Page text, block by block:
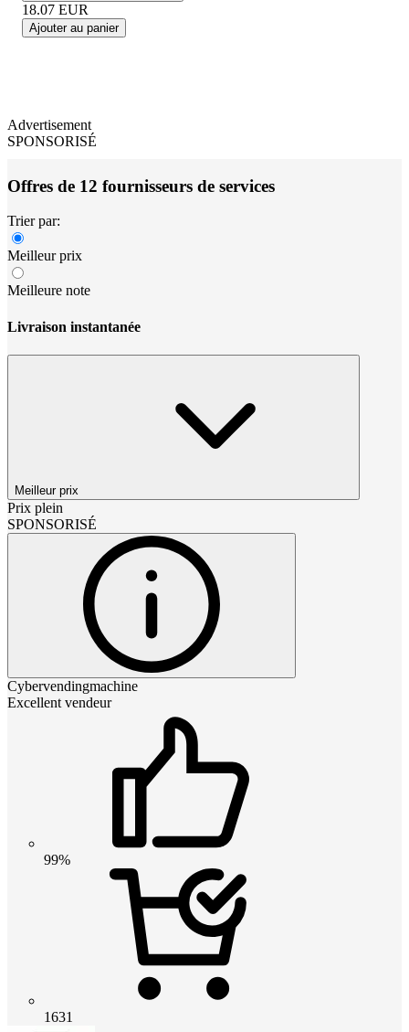
18.07 EUR
Ajouter au panier
Advertisement
SPONSORISÉ
Offres de 12 fournisseurs de services
Trier par:
Meilleur prix
Meilleure note
Livraison instantanée
Meilleur prix
Prix plein
SPONSORISÉ
Cybervendingmachine
Excellent vendeur
99%
1631